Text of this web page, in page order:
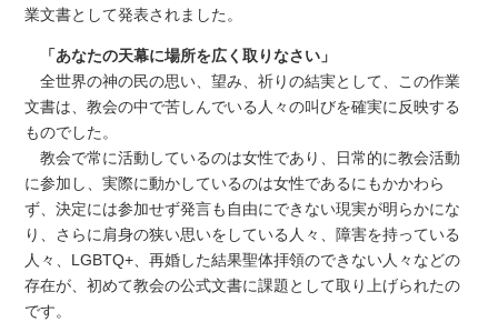
業文書として発表されました。
「あなたの天幕に場所を広く取りなさい」
全世界の神の民の思い、望み、祈りの結実として、この作業
文書は、教会の中で苦しんでいる人々の叫びを確実に反映する
ものでした。
教会で常に活動しているのは女性であり、日常的に教会活動
に参加し、実際に動かしているのは女性であるにもかかわら
ず、決定には参加せず発言も自由にできない現実が明らかにな
り、さらに肩身の狭い思いをしている人々、障害を持っている
人々、LGBTQ+、再婚した結果聖体拝領のできない人々などの
存在が、初めて教会の公式文書に課題として取り上げられたの
です。